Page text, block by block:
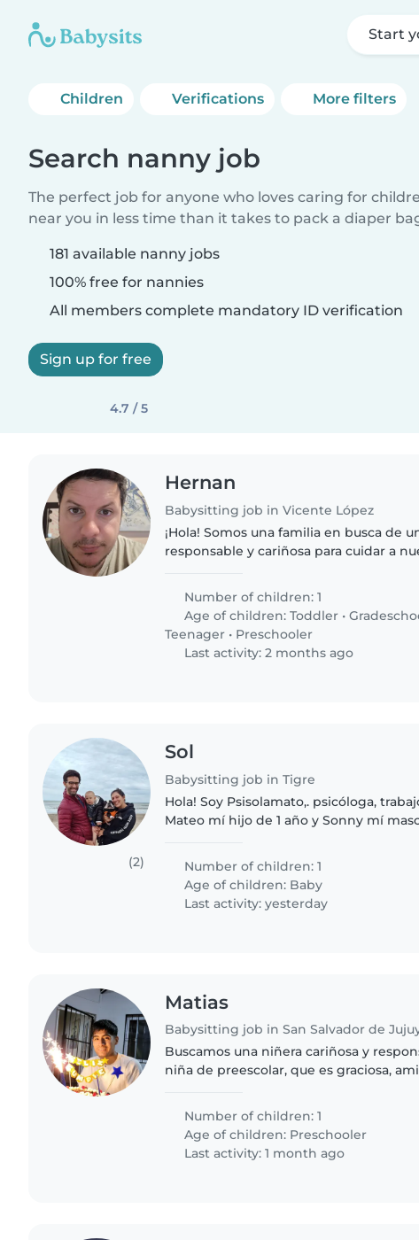
Start
Children Verifications More filters
Search nanny job
The perfect job for anyone who loves caring for
near you in less time than it takes to pack a diaper
181 available nanny jobs
100% free for nannies
All members complete mandatory ID verification
Sign up for free
4.7 / 5
Hernan
Babysitting job in Vicente López
¡Hola! Somos una familia en busca de
responsable y cariñosa para cuidar a
canguro o cuidador(a)..
Number of children: 1
Age of children:Toddler •
Teenager • Preschooler
Last activity: 2 months ago
(2)
Sol
Babysitting job in Tigre
Hola! Soy Psisolamato,. psicóloga,
Mateo mí hijo de 1 año y Sonny mí
Number of children: 1
Age of children: Baby
Last activity: yesterday
Matias
Babysitting job in San Salvador de
Buscamos una niñera cariñosa y
niña de preescolar, que es graciosa,
nuestra casa. ¡Esperamos..
Number of children: 1
Age of children: Preschooler
Last activity: 1 month ago